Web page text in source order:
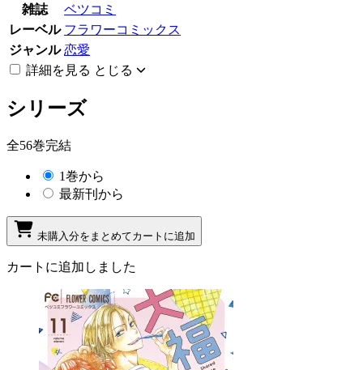
雑誌
ベツコミ
レーベル フラワーコミックス
ジャンル 恋愛
詳細を見る とじる
シリーズ
全56巻完結
1巻から
最新刊から
未購入分をまとめてカートに追加
カートに追加しました